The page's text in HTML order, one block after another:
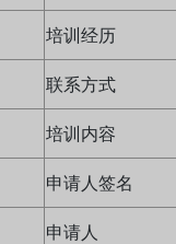
培训经历
联系方式
培训内容
申请人签名
申请人